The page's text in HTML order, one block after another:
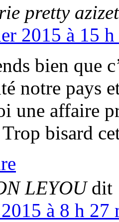
pretty azizet
2015 à 15
bien que
notre pays
une affaire
Trop bisard
LEYOU dit
à 8 h 27